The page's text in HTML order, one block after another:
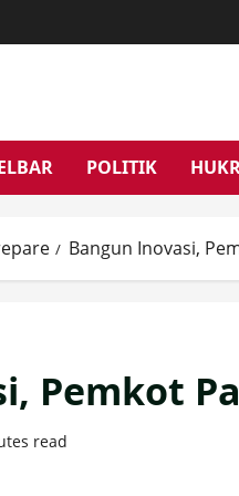
POLITIK
Bangun Inovasi,
Pemkot
read